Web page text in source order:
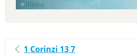
1 Corinzi 13 7